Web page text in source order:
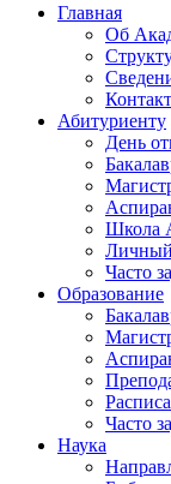
Главная
Об
Абитуриенту
День
Школа
Личный
Часто
Образование
Часто
Наука